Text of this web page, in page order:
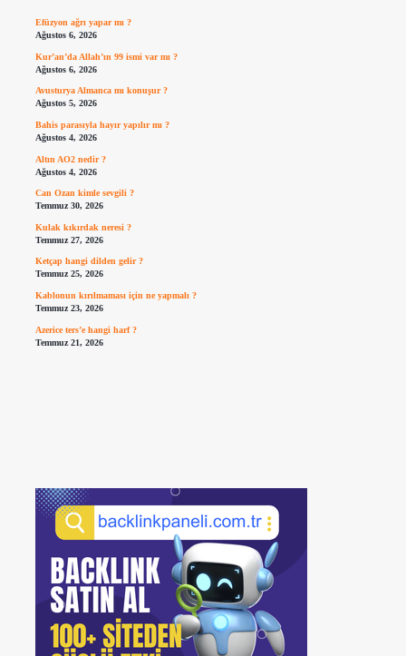
Efüzyon ağrı yapar mı ?
Ağustos 6, 2026
Kur’an’da Allah’ın 99 ismi var mı ?
Ağustos 6, 2026
Avusturya Almanca mı konuşur ?
Ağustos 5, 2026
Bahis parasıyla hayır yapılır mı ?
Ağustos 4, 2026
Altın AO2 nedir ?
Ağustos 4, 2026
Can Ozan kimle sevgili ?
Temmuz 30, 2026
Kulak kıkırdak neresi ?
Temmuz 27, 2026
Ketçap hangi dilden gelir ?
Temmuz 25, 2026
Kablonun kırılmaması için ne yapmalı ?
Temmuz 23, 2026
Azerice ters’e hangi harf ?
Temmuz 21, 2026